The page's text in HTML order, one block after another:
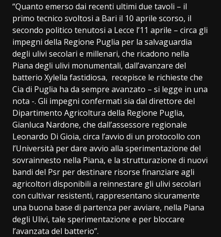
“Quanto emerso dai recenti ultimi due tavoli – il
primo tecnico svoltosi a Bari il 10 aprile scorso, il
secondo politico tenutosi a Lecce l’11 aprile – circa gli
impegni della Regione Puglia per la salvaguardia
degli ulivi secolari e millenari, che ricadono nella
Piana degli ulivi monumentali, dall’avanzare del
batterio Xylella fastidiosa, recepisce le richieste che
Cia di Puglia ha da sempre avanzato – si legge in una
nota -. Gli impegni confermati sia dal direttore del
Dipartimento Agricoltura della Regione Puglia,
Gianluca Nardone, che dall’assessore regionale
Leonardo Di Gioia, circa l’avvio di un protocollo con
l’Università per dare avvio alla sperimentazione del
sovrainnesto nella Piana, e la strutturazione di nuovi
bandi del Psr per destinare risorse finanziare agli
agricoltori disponibili a reinnestare gli ulivi secolari
con cultivar resistenti, rappresentano sicuramente
una buona base di partenza per avviare, nella Piana
degli Ulivi, tale sperimentazione e per bloccare
l’avanzata del batterio”.